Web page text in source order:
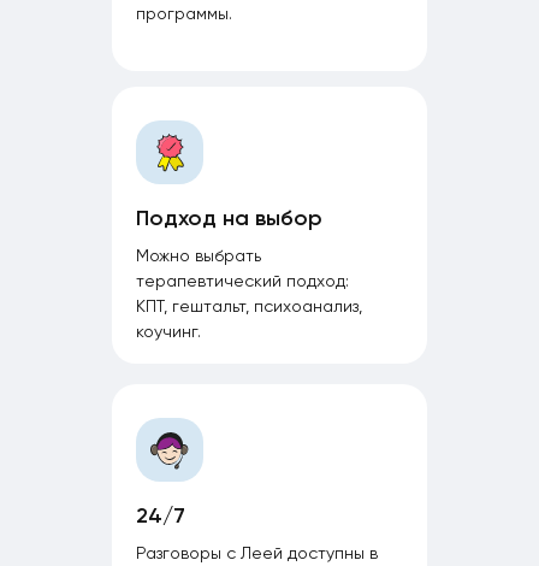
программы.
24/7
Разговоры с Леей доступны в
Подход на выбор
Можно выбрать
терапевтический подход:
КПТ, гештальт, психоанализ,
коучинг.